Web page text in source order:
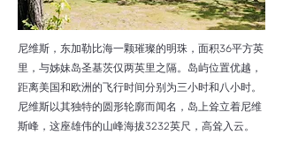
尼维斯，东加勒比海一颗璀璨的明珠，面积36平方英
里，与姊妹岛圣基茨仅两英里之隔。岛屿位置优越，
距离美国和欧洲的飞行时间分别为三小时和八小时。
尼维斯以其独特的圆形轮廓而闻名，岛上耸立着尼维
斯峰，这座雄伟的山峰海拔3232英尺，高耸入云。